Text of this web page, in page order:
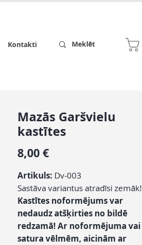
Kontakti
Mazās Garšvielu
kastītes
8,00 €Cena
Artikuls: Dv-003
Sastāva variantus atradīsi zemāk!
Kastītes noformējums var
nedaudz atšķirties no bildē
redzamā! Ar noformējuma vai
satura vēlmēm, aicinām ar